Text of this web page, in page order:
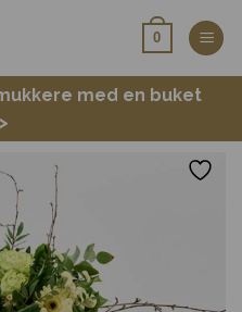
0
med en buket